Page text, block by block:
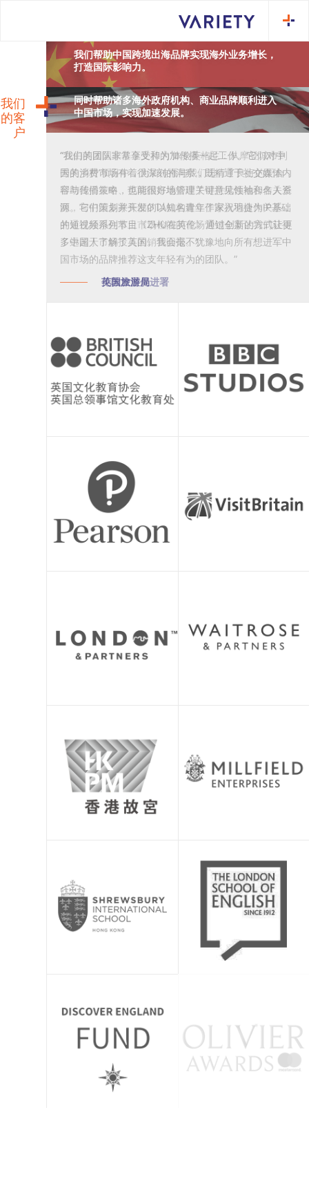
我们
的客
户
我们帮助中国跨境出海品牌实现海外业务增长，
打造国际影响力。
同时帮助诸多海外政府机构、商业品牌顺利进入
中国市场，实现加速发展。
“在由英国国家基金支持的‘体验英格兰：从摩登城市到
秀美乡村’项目中，为加传播与我们进行了良好的配合，
帮助我们在中、英两国市场搭建了可持续性地合作关系
网，与中国多家头部OTA机构建立了深入地合作关系，
并通过经得住本土市场检阅的市场营销全案让我们获得
了远超于市场投入的销售回报。”
伦敦发展促进署
“我们的团队非常享受和为加传播一起工作。它们对中
国的消费市场有着很深刻的洞察，既精通于社交媒体内
容与传播策略，也能很好地管理关键意见领袖和名人资
源。它们策划并开发的以知名青年作家祝羽捷为IP基础
的短视频系列节目《ZHU在英伦》通过创新的方式让更
多中国人了解了英国。我会毫不犹豫地向所有想进军中
国市场的品牌推荐这支年轻有为的团队。”
英国旅游局